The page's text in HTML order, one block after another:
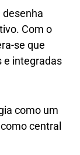
desenha
Com o
se que
e integradas
como um
central